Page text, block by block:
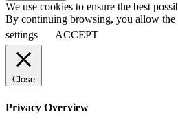
We use cookies to ensure the best
By continuing browsing, you allow the
settings
ACCEPT
Close
Privacy Overview